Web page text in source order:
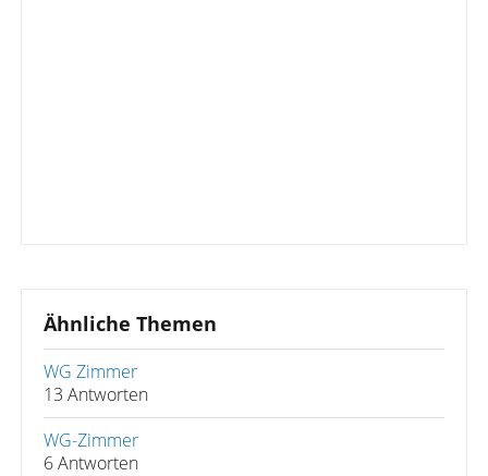
Ähnliche Themen
WG Zimmer
13 Antworten
WG-Zimmer
6 Antworten